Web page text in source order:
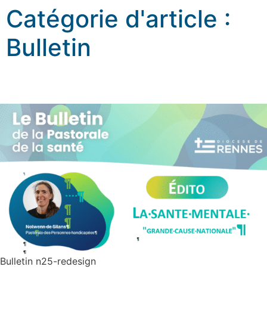
Catégorie d'article :
Bulletin
Bulletin n25-redesign